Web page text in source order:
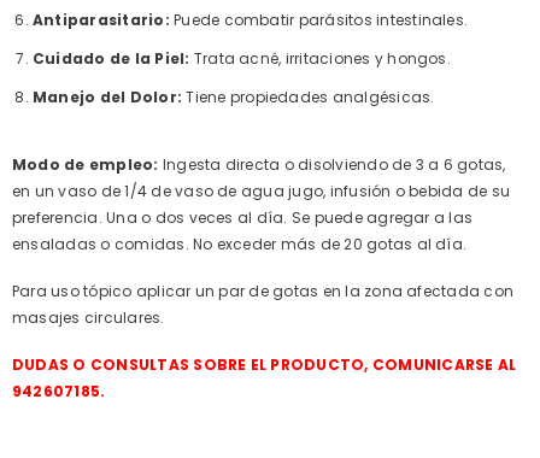
Antiparasitario: Puede combatir parásitos intestinales.
Cuidado de la Piel: Trata acné, irritaciones y hongos.
Manejo del Dolor: Tiene propiedades analgésicas.
Modo de empleo: Ingesta directa o disolviendo de 3 a 6 gotas,
en un vaso de 1/4 de vaso de agua jugo, infusión o bebida de su
preferencia. Una o dos veces al día. Se puede agregar a las
ensaladas o comidas. No exceder más de 20 gotas al día.
Para uso tópico aplicar un par de gotas en la zona afectada con
masajes circulares.
DUDAS O CONSULTAS SOBRE EL PRODUCTO, COMUNICARSE AL
942607185.